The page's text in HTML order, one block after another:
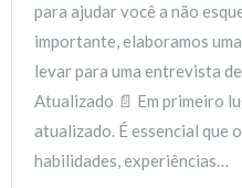
para ajudar você a não
importante, elaboramos
levar para uma entrevista
Atualizado 📄 Em primeiro
atualizado. É essencial que
habilidades, experiências…